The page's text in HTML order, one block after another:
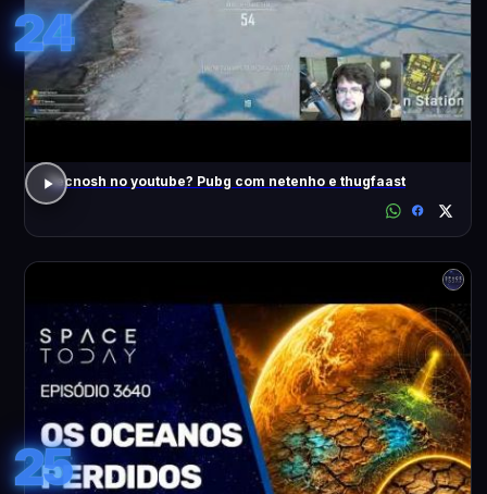
24
Tecnosh no youtube? Pubg com netenho e thugfaast
25